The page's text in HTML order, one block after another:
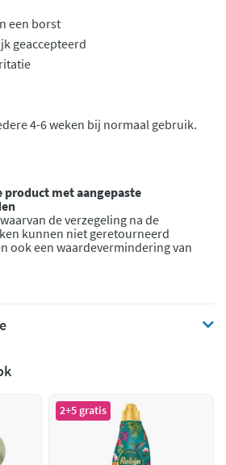
een borst
geaccepteerd
4-6 weken bij normaal gebruik.
product met aangepaste
de verzegeling na de
kunnen niet geretourneerd
ook een waardevermindering van
2+5 gratis